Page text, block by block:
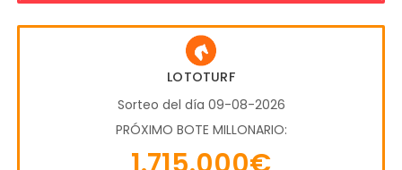
LOTOTURF
Sorteo del día 09-08-2026
PRÓXIMO BOTE MILLONARIO: